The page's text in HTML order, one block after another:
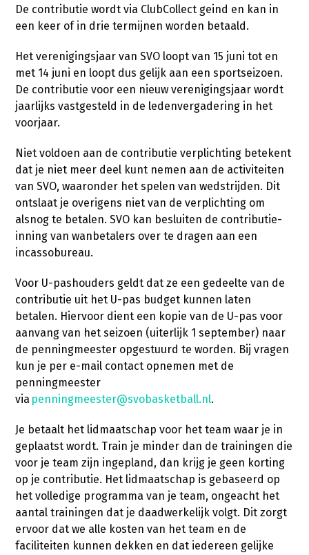
De contributie wordt via ClubCollect geind en kan in
een keer of in drie termijnen worden betaald.
Het verenigingsjaar van SVO loopt van 15 juni tot en
met 14 juni en loopt dus gelijk aan een sportseizoen.
De contributie voor een nieuw verenigingsjaar wordt
jaarlijks vastgesteld in de ledenvergadering in het
voorjaar.
Niet voldoen aan de contributie verplichting betekent
dat je niet meer deel kunt nemen aan de activiteiten
van SVO, waaronder het spelen van wedstrijden. Dit
ontslaat je overigens niet van de verplichting om
alsnog te betalen. SVO kan besluiten de contributie-
inning van wanbetalers over te dragen aan een
incassobureau.
Voor U-pashouders geldt dat ze een gedeelte van de
contributie uit het U-pas budget kunnen laten
betalen. Hiervoor dient een kopie van de U-pas voor
aanvang van het seizoen (uiterlijk 1 september) naar
de penningmeester opgestuurd te worden. Bij vragen
kun je per e-mail contact opnemen met de
penningmeester
via penningmeester@svobasketball.nl.
Je betaalt het lidmaatschap voor het team waar je in
geplaatst wordt. Train je minder dan de trainingen die
voor je team zijn ingepland, dan krijg je geen korting
op je contributie. Het lidmaatschap is gebaseerd op
het volledige programma van je team, ongeacht het
aantal trainingen dat je daadwerkelijk volgt. Dit zorgt
ervoor dat we alle kosten van het team en de
faciliteiten kunnen dekken en dat iedereen gelijke